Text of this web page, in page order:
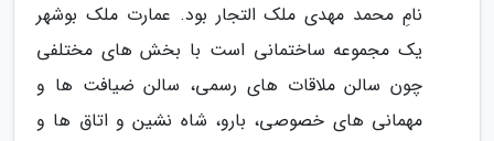
نامِ محمد مهدی ملک التجار بود. عمارت ملک بوشهر
یک مجموعه ساختمانی است با بخش های مختلفی
چون سالن ملاقات های رسمی، سالن ضیافت ها و
مهمانی های خصوصی، بارو، شاه نشین و اتاق ها و